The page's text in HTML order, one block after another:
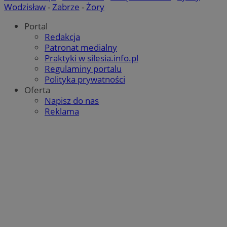
Wodzisław- Zabrze - Żory
Portal
Redakcja
Patronat medialny
Praktyki w silesia.info.pl
Regulaminy portalu
Polityka prywatności
Oferta
Napisz do nas
Reklama
VISITOR_PRIVACY_METADATA